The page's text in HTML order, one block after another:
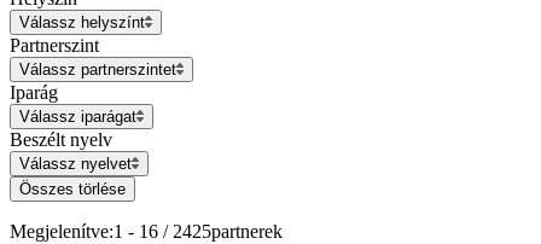
Válassz helyszínt
Partnerszint
Válassz partnerszintet
Iparág
Válassz iparágat
Beszélt nyelv
Válassz nyelvet
Összes törlése
Megjelenítve:1 - 16 / 2425partnerek